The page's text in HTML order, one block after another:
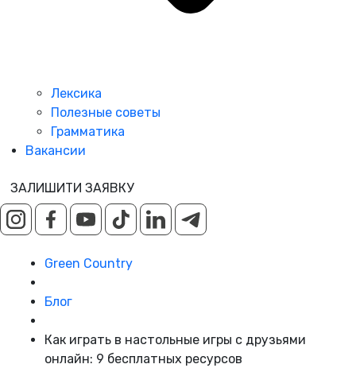
Лексика
Полезные советы
Грамматика
Вакансии
ЗАЛИШИТИ ЗАЯВКУ
Green Country
Блог
Как играть в настольные игры с друзьями
онлайн: 9 бесплатных ресурсов